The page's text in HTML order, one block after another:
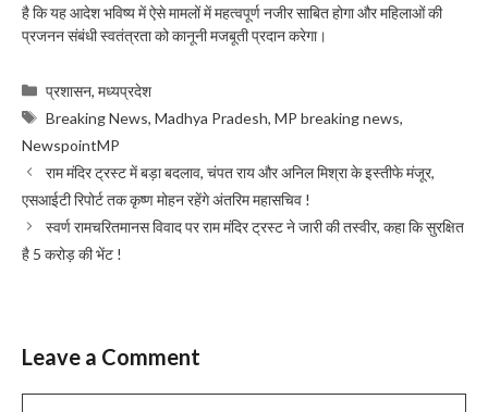
है कि यह आदेश भविष्य में ऐसे मामलों में महत्वपूर्ण नजीर साबित होगा और महिलाओं की
प्रजनन संबंधी स्वतंत्रता को कानूनी मजबूती प्रदान करेगा।
Categories
प्रशासन,मध्यप्रदेश
Tags
Breaking News,Madhya Pradesh,MP breaking news,
NewspointMP
राम मंदिर ट्रस्ट में बड़ा बदलाव, चंपत राय और अनिल मिश्रा के इस्तीफे मंजूर,
एसआईटी रिपोर्ट तक कृष्ण मोहन रहेंगे अंतरिम महासचिव !
स्वर्ण रामचरितमानस विवाद पर राम मंदिर ट्रस्ट ने जारी की तस्वीर, कहा कि सुरक्षित
है 5 करोड़ की भेंट !
Leave a Comment